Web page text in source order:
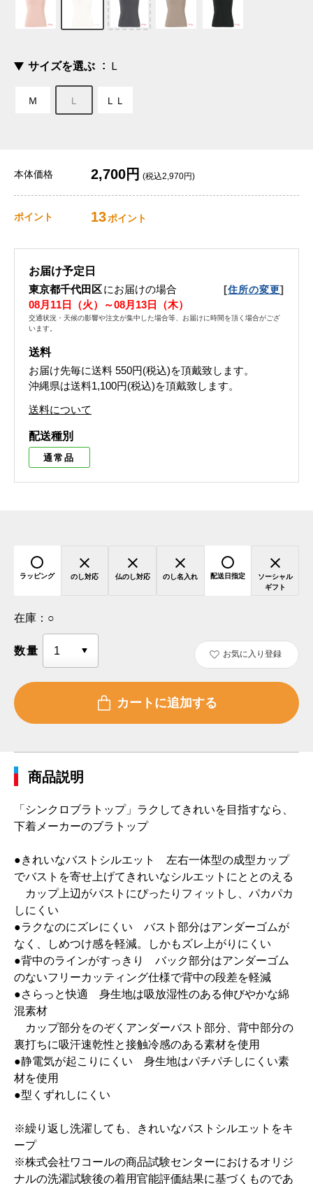
サイズを選ぶ Ｌ
Ｍ Ｌ ＬＬ
本体価格 2,700円 (税込2,970円)
ポイント 13ポイント
お届け予定日
東京都千代田区にお届けの場合 [住所の変更]
08月11日（火）～08月13日（木）
交通状況・天候の影響や注文が集中した場合等、お届けに時間を頂く場合がござ
います。
送料
お届け先毎に送料 550円(税込)を頂戴致します。
沖縄県は送料1,100円(税込)を頂戴致します。
送料について
配送種別
通常品
ラッピング のし対応 仏のし対応 のし名入れ 配送日指定
ソーシャル
ギフト
在庫： ○
数量 お気に入り登録
商品説明
「シンクロブラトップ」ラクしてきれいを目指すなら、
下着メーカーのブラトップ
●きれいなバストシルエット 左右一体型の成型カップ
でバストを寄せ上げてきれいなシルエットにととのえる
カップ上辺がバストにぴったりフィットし、パカパカ
しにくい
●ラクなのにズレにくい バスト部分はアンダーゴムが
なく、しめつけ感を軽減。しかもズレ上がりにくい
●背中のラインがすっきり バック部分はアンダーゴム
のないフリーカッティング仕様で背中の段差を軽減
●さらっと快適 身生地は吸放湿性のある伸びやかな綿
混素材
カップ部分をのぞくアンダーバスト部分、背中部分の
裏打ちに吸汗速乾性と接触冷感のある素材を使用
●静電気が起こりにくい 身生地はパチパチしにくい素
材を使用
●型くずれしにくい
※繰り返し洗濯しても、きれいなバストシルエットをキ
ープ
※株式会社ワコールの商品試験センターにおけるオリジ
ナルの洗濯試験後の着用官能評価結果に基づくものであ